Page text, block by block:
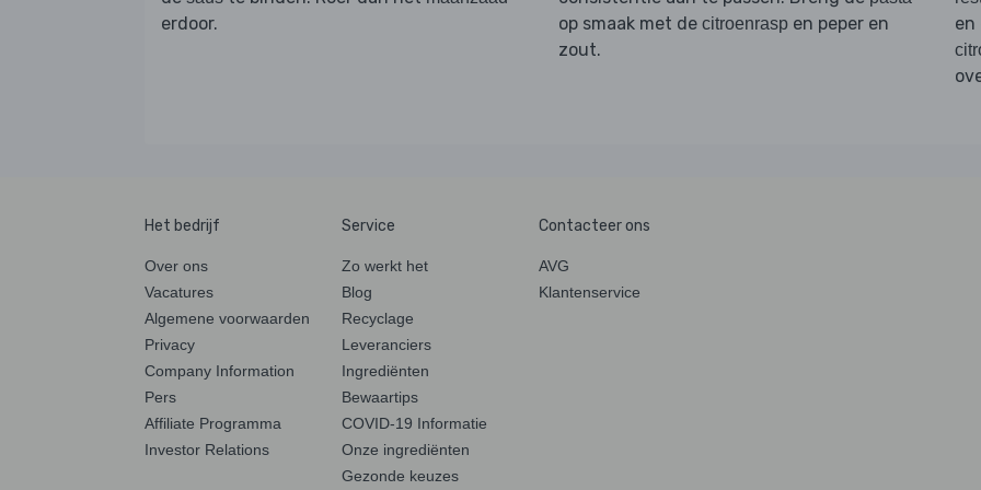
erdoor. op smaak met de citroenraspen peper en
zout.
en
Het bedrijf
Over ons
Vacatures
Algemene voorwaarden
Privacy
Company Information
Pers
Affiliate Programma
Investor Relations
Service
Zo werkt het
Blog
Recyclage
Leveranciers
Ingrediënten
Bewaartips
COVID-19 Informatie
Onze ingrediënten
Gezonde keuzes
Contacteer ons
AVG
Klantenservice